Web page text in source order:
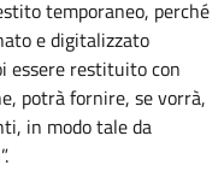
temporaneo, perché
e digitalizzato
essere restituito con
potrà fornire, se vorrà,
in modo tale da